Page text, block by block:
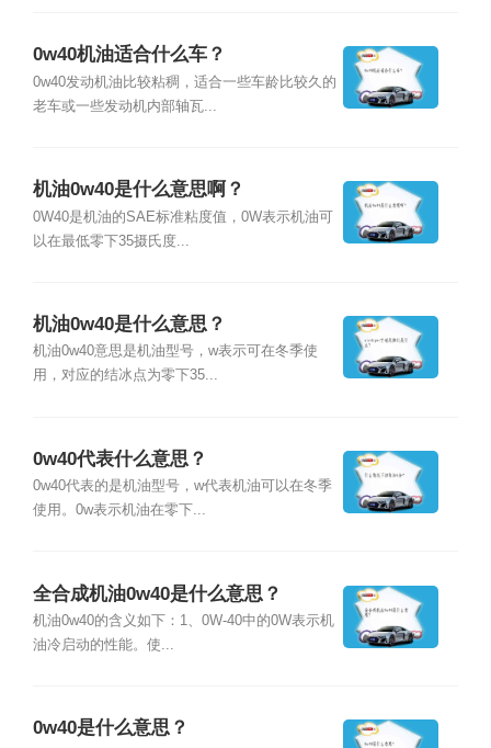
0w40机油适合什么车？
0w40发动机油比较粘稠，适合一些车龄比较久的
老车或一些发动机内部轴瓦...
机油0w40是什么意思啊？
0W40是机油的SAE标准粘度值，0W表示机油可
以在最低零下35摄氏度...
机油0w40是什么意思？
机油0w40意思是机油型号，w表示可在冬季使
用，对应的结冰点为零下35...
0w40代表什么意思？
0w40代表的是机油型号，w代表机油可以在冬季
使用。0w表示机油在零下...
全合成机油0w40是什么意思？
机油0w40的含义如下：1、0W-40中的0W表示机
油冷启动的性能。使...
0w40是什么意思？